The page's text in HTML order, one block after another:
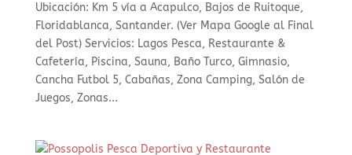
Ubicación: Km 5 vía a Acapulco, Bajos de Ruitoque,
Floridablanca, Santander. (Ver Mapa Google al Final
del Post) Servicios: Lagos Pesca, Restaurante &
Cafetería, Piscina, Sauna, Baño Turco, Gimnasio,
Cancha Futbol 5, Cabañas, Zona Camping, Salón de
Juegos, Zonas...